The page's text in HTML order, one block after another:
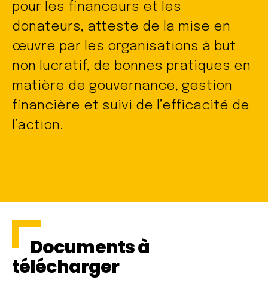
pour les financeurs et les
donateurs, atteste de la mise en
œuvre par les organisations à but
non lucratif, de bonnes pratiques en
matière de gouvernance, gestion
financière et suivi de l’efficacité de
l’action.
Documents à
télécharger